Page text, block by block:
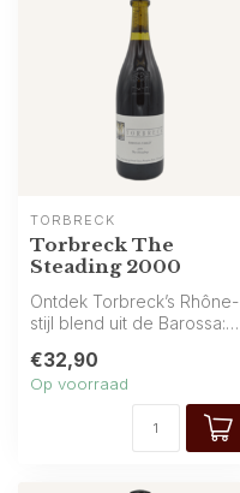
TORBRECK
Torbreck The
Steading 2000
Ontdek Torbreck’s Rhône-
stijl blend uit de Barossa:
Mataro. ...
€32,90
Op voorraad